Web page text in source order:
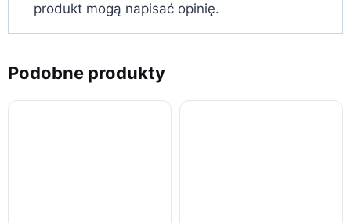
produkt mogą napisać opinię.
Podobne produkty